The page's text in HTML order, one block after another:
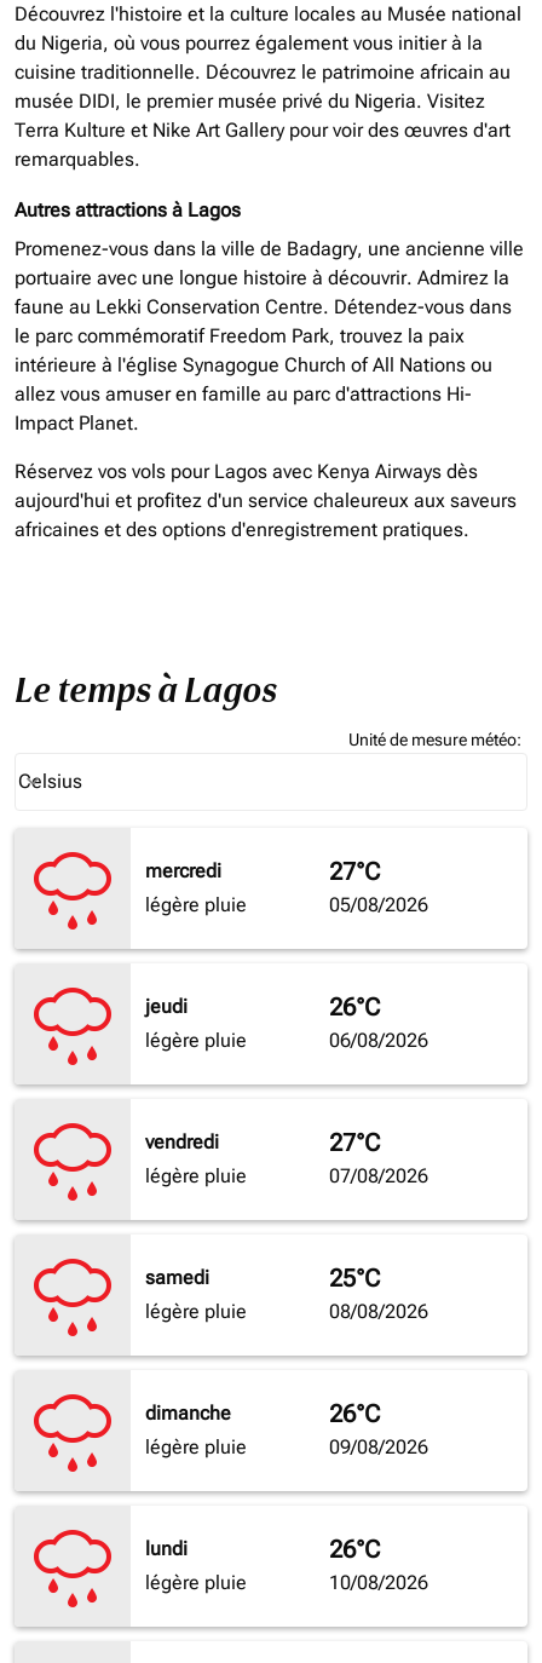
Découvrez l'histoire et la culture locales au Musée national
du Nigeria, où vous pourrez également vous initier à la
cuisine traditionnelle. Découvrez le patrimoine africain au
musée DIDI, le premier musée privé du Nigeria. Visitez
Terra Kulture et Nike Art Gallery pour voir des œuvres d'art
remarquables.
Autres attractions à Lagos
Promenez-vous dans la ville de Badagry, une ancienne ville
portuaire avec une longue histoire à découvrir. Admirez la
faune au Lekki Conservation Centre. Détendez-vous dans
le parc commémoratif Freedom Park, trouvez la paix
intérieure à l'église Synagogue Church of All Nations ou
allez vous amuser en famille au parc d'attractions Hi-
Impact Planet.
Réservez vos vols pour Lagos avec Kenya Airways dès
aujourd'hui et profitez d'un service chaleureux aux saveurs
africaines et des options d'enregistrement pratiques.
Le temps à Lagos
Unité de mesure météo:
Celsius
keyboard_arrow_down
mercredi
légère pluie
27°C
05/08/2026
jeudi
légère pluie
26°C
06/08/2026
vendredi
légère pluie
27°C
07/08/2026
samedi
légère pluie
25°C
08/08/2026
dimanche
légère pluie
26°C
09/08/2026
lundi
légère pluie
26°C
10/08/2026